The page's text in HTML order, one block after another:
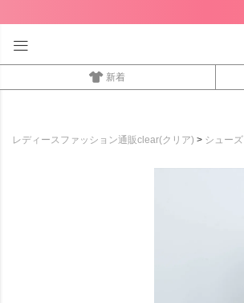
新着
レディースファッション通販clear(クリア) シューズ